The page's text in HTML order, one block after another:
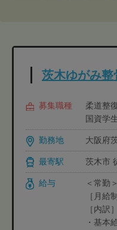
茨木ゆがみ整
募集職種
柔道整
国資学
勤務地 大阪府
最寄駅 茨木市
給与
＜常勤＞
［月給
［内訳］
・基本